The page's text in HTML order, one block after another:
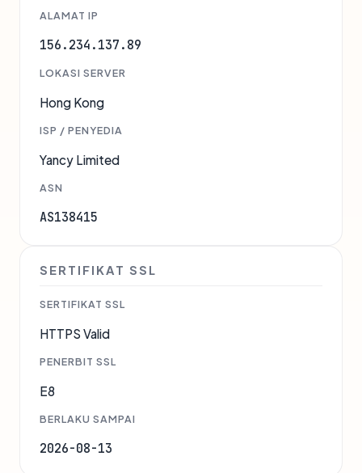
ALAMAT IP
156.234.137.89
LOKASI SERVER
Hong Kong
ISP / PENYEDIA
Yancy Limited
ASN
AS138415
SERTIFIKAT SSL
SERTIFIKAT SSL
HTTPS Valid
PENERBIT SSL
E8
BERLAKU SAMPAI
2026-08-13